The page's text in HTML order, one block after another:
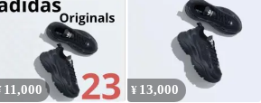
11,000 ¥ 13,000